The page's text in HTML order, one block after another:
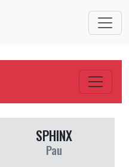
SPHINX
Pau